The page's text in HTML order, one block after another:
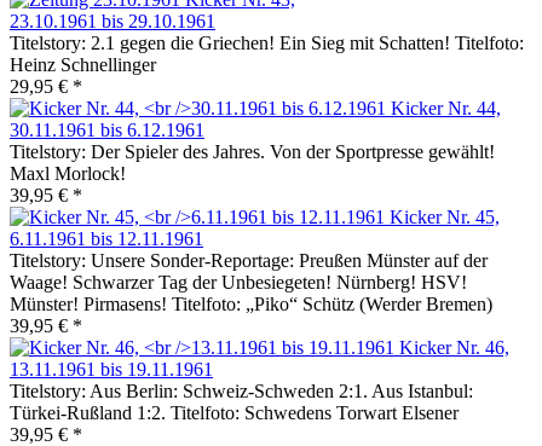
23.10.1961 bis 29.10.1961
Titelstory: 2.1 gegen die Griechen! Ein Sieg mit Schatten! Titelfoto:
Heinz Schnellinger
29,95 € *
Kicker Nr. 44,
30.11.1961 bis 6.12.1961
Titelstory: Der Spieler des Jahres. Von der Sportpresse gewählt!
Maxl Morlock!
39,95 € *
Kicker Nr. 45,
6.11.1961 bis 12.11.1961
Titelstory: Unsere Sonder-Reportage: Preußen Münster auf der
Waage! Schwarzer Tag der Unbesiegeten! Nürnberg! HSV!
Münster! Pirmasens! Titelfoto: „Piko“ Schütz (Werder Bremen)
39,95 € *
Kicker Nr. 46,
13.11.1961 bis 19.11.1961
Titelstory: Aus Berlin: Schweiz-Schweden 2:1. Aus Istanbul:
Türkei-Rußland 1:2. Titelfoto: Schwedens Torwart Elsener
39,95 € *